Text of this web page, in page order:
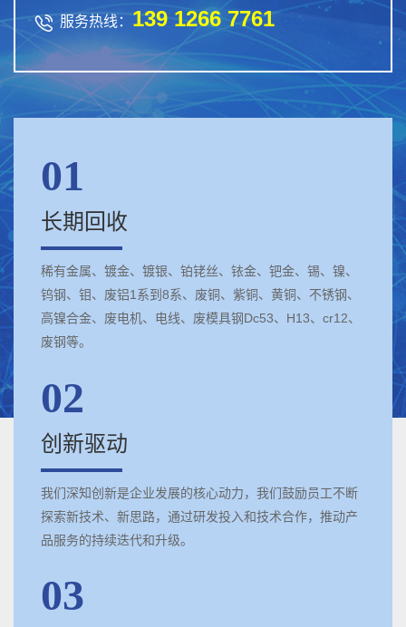
 服务热线： 139 1266 7761
01
长期回收
稀有金属、镀金、镀银、铂铑丝、铱金、钯金、锡、镍、
钨钢、钼、废铝1系到8系、废铜、紫铜、黄铜、不锈钢、
高镍合金、废电机、电线、废模具钢Dc53、H13、cr12、
废钢等。
02
创新驱动
我们深知创新是企业发展的核心动力，我们鼓励员工不断
探索新技术、新思路，通过研发投入和技术合作，推动产
品服务的持续迭代和升级。
03